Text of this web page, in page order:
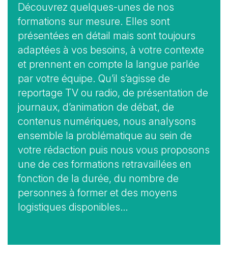
Accroche
Découvrez quelques-unes de nos
formations sur mesure. Elles sont
présentées en détail mais sont toujours
adaptées à vos besoins, à votre contexte
et prennent en compte la langue parlée
par votre équipe. Qu’il s’agisse de
reportage TV ou radio, de présentation de
journaux, d’animation de débat, de
contenus numériques, nous analysons
ensemble la problématique au sein de
votre rédaction puis nous vous proposons
une de ces formations retravaillées en
fonction de la durée, du nombre de
personnes à former et des moyens
logistiques disponibles…